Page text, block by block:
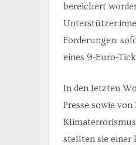
bereichert
Forderungen:
eines 9-Euro-
In den letzten
Presse sowie
stellten sie einer